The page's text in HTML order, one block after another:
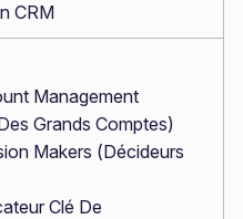
CRM
Management
Grands Comptes)
Makers (Décideurs
Clé De